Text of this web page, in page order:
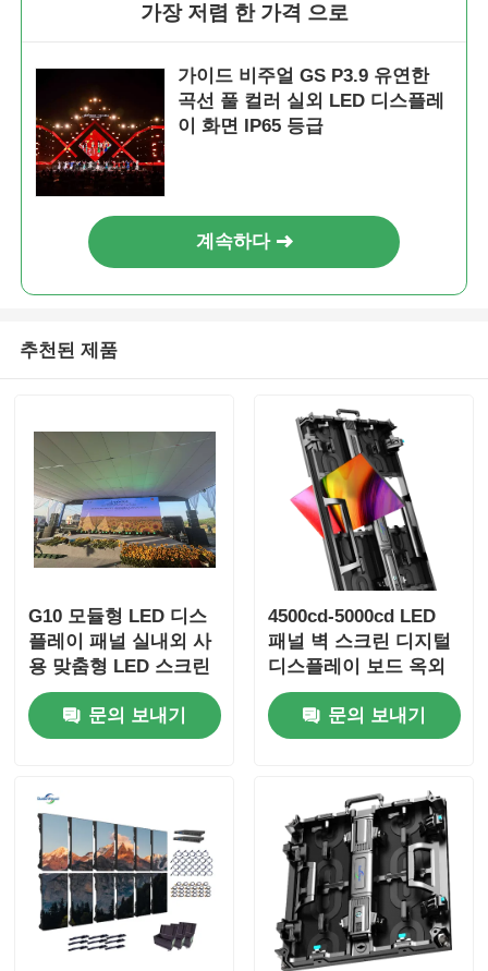
가장 저렴 한 가격 으로
가이드 비주얼 GS P3.9 유연한
곡선 풀 컬러 실외 LED 디스플레
이 화면 IP65 등급
계속하다
추천된 제품
G10 모듈형 LED 디스
플레이 패널 실내외 사
용 맞춤형 LED 스크린
문의 보내기
4500cd-5000cd LED
패널 벽 스크린 디지털
디스플레이 보드 옥외
광고용
문의 보내기